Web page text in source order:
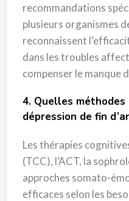
recommandations
plusieurs organismes
reconnaissent
dans les troubles
compenser le manque
4. Quelles
dépression de fin
Les thérapies
(TCC), l’ACT, la
approches somato-
efficaces selon les